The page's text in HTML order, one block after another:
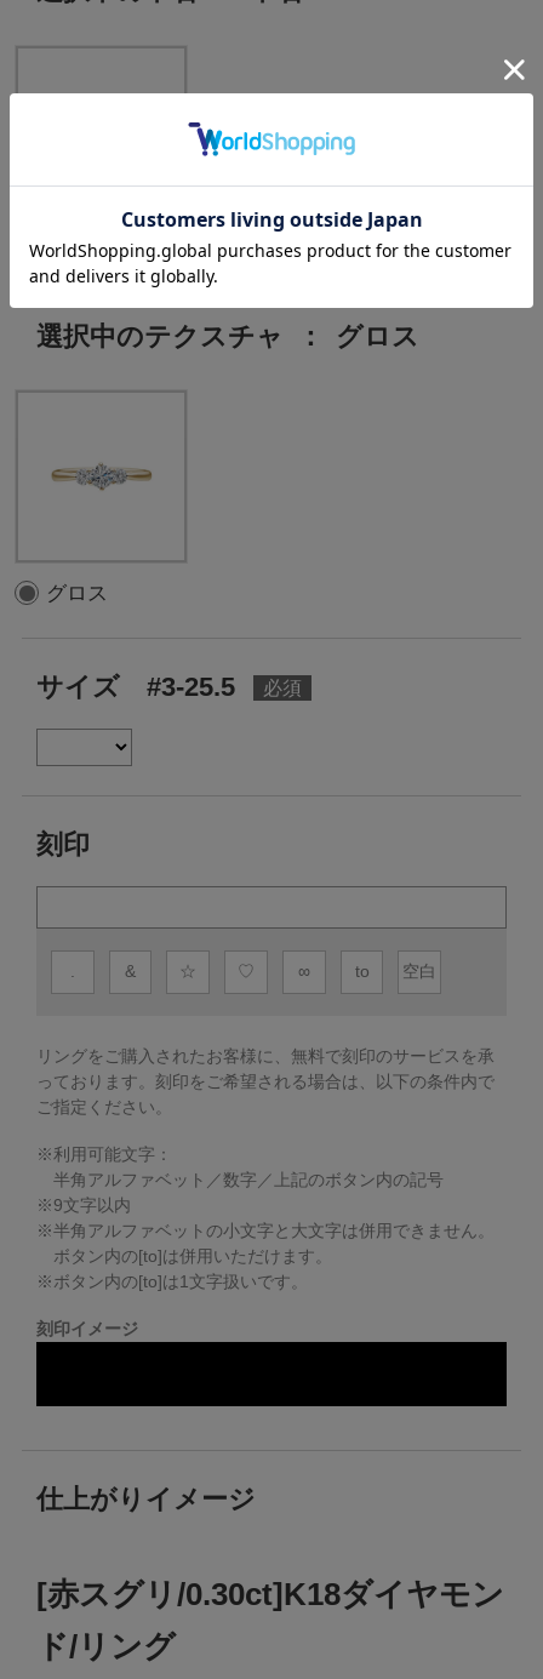
中石：0.30ct
選択中のテクスチャ ： グロス
グロス
サイズ #3-25.5
刻印
. & ☆ ♡ ∞ to 空白
リングをご購入されたお客様に、無料で刻印のサービスを承
っております。 刻印をご希望される場合は、以下の条件内で
ご指定ください。
※利用可能文字：
半角アルファベット／数字／上記のボタン内の記号
※9文字以内
※半角アルファベットの小文字と大文字は併用できません。
ボタン内の[to]は併用いただけます。
※ボタン内の[to]は1文字扱いです。
刻印イメージ
仕上がりイメージ
[赤スグリ/0.30ct]K18ダイヤモン
ド/リング